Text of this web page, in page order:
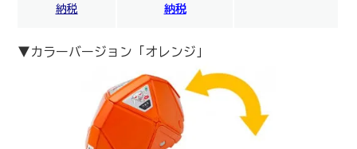
納税
納税
▼カラーバージョン「オレンジ」